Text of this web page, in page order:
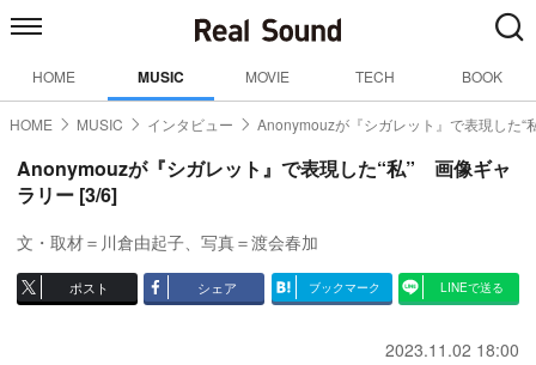
HOME MUSIC MOVIE TECH BOOK
HOME MUSIC インタビュー Anonymouzが『シガレット』で表現した“
Anonymouzが『シガレット』で表現した“私” 画像ギャ
ラリー [3/6]
文・取材＝川倉由起子、写真＝渡会春加
ポスト シェア ブックマーク LINEで送る
2023.11.02 18:00